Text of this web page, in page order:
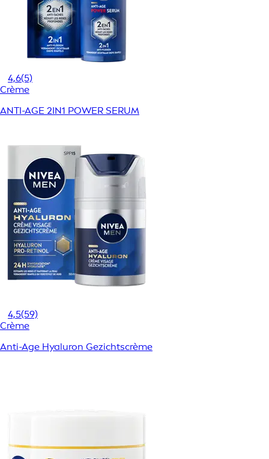
4,6(5)
Crème
ANTI-AGE 2IN1 POWER SERUM
4,5(59)
Crème
Anti-Age Hyaluron Gezichtscrème